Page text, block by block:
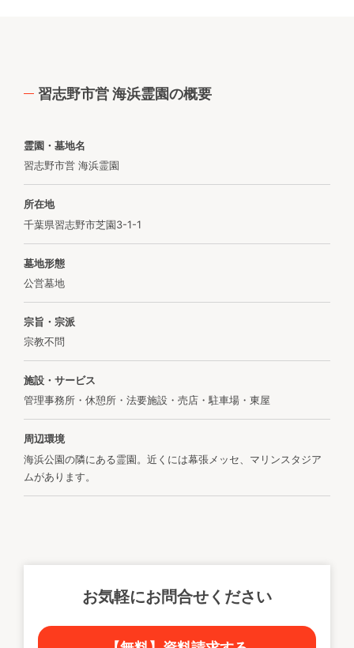
習志野市営 海浜霊園の概要
霊園・墓地名
習志野市営 海浜霊園
所在地
千葉県習志野市芝園3-1-1
墓地形態
公営墓地
宗旨・宗派
宗教不問
施設・サービス
管理事務所・休憩所・法要施設・売店・駐車場・東屋
周辺環境
海浜公園の隣にある霊園。近くには幕張メッセ、マリンスタジア
ムがあります。
お気軽にお問合せください